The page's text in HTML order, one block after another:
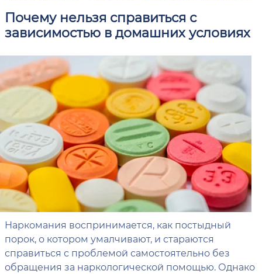
Почему нельзя справиться с
зависимостью в домашних условиях
Наркомания воспринимается, как постыдный
порок, о котором умалчивают, и стараются
справиться с проблемой самостоятельно без
обращения за наркологической помощью. Однако